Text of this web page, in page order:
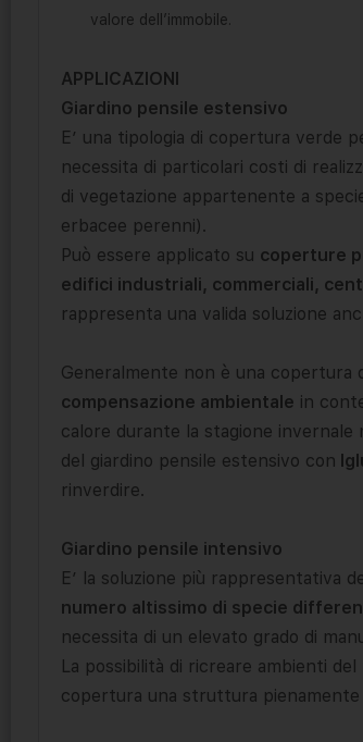
valore dell’immobile.
APPLICAZIONI
Giardino pensile estensivo
E’ una tipologia di copertura verde
necessita di particolari costi di
di vegetazione appartenente a
erbacee perenni).
Può essere applicato su coperture
edifici industriali, commerciali,
rappresenta una valida soluzione
Generalmente non è una
compensazione ambientale in
calore durante la stagione
del giardino pensile estensivo con
rinverdire.
Giardino pensile intensivo
E’ la soluzione più rappresentativa
numero altissimo di specie
necessita di un elevato grado di
La possibilità di ricreare ambienti
copertura una struttura